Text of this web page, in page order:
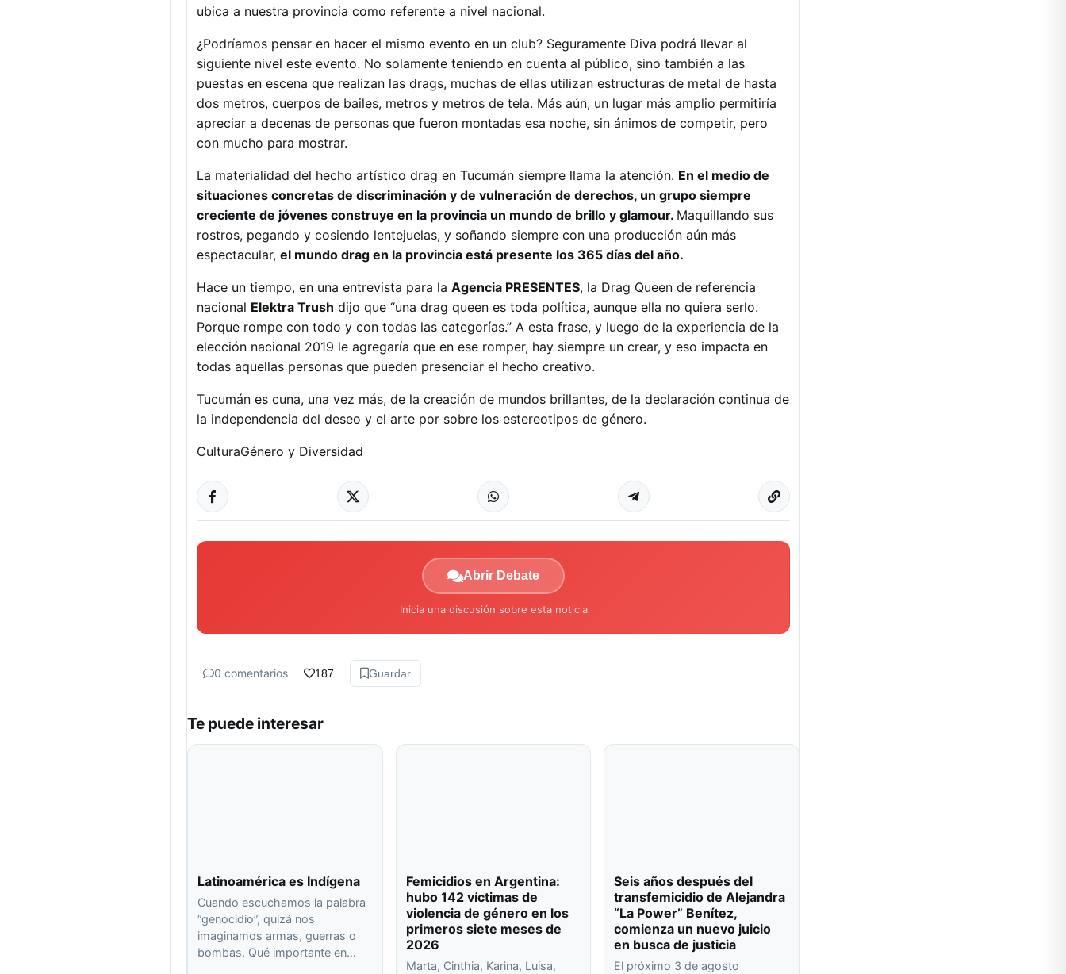
ubica a nuestra provincia como referente a nivel nacional.
¿Podríamos pensar en hacer el mismo evento en un club? Seguramente Diva podrá llevar al
siguiente nivel este evento. No solamente teniendo en cuenta al público, sino también a las
puestas en escena que realizan las drags, muchas de ellas utilizan estructuras de metal de hasta
dos metros, cuerpos de bailes, metros y metros de tela. Más aún, un lugar más amplio permitiría
apreciar a decenas de personas que fueron montadas esa noche, sin ánimos de competir, pero
con mucho para mostrar.
La materialidad del hecho artístico drag en Tucumán siempre llama la atención. En el medio de
situaciones concretas de discriminación y de vulneración de derechos, un grupo siempre
creciente de jóvenes construye en la provincia un mundo de brillo y glamour. Maquillando sus
rostros, pegando y cosiendo lentejuelas, y soñando siempre con una producción aún más
espectacular, el mundo drag en la provincia está presente los 365 días del año.
Hace un tiempo, en una entrevista para la Agencia PRESENTES, la Drag Queen de referencia
nacional Elektra Trush dijo que “una drag queen es toda política, aunque ella no quiera serlo.
Porque rompe con todo y con todas las categorías.” A esta frase, y luego de la experiencia de la
elección nacional 2019 le agregaría que en ese romper, hay siempre un crear, y eso impacta en
todas aquellas personas que pueden presenciar el hecho creativo.
Tucumán es cuna, una vez más, de la creación de mundos brillantes, de la declaración continua de
la independencia del deseo y el arte por sobre los estereotipos de género.
CulturaGénero y Diversidad
Abrir Debate
Inicia una discusión sobre esta noticia
0 comentarios 187 Guardar
Te puede interesar
Latinoamérica es Indígena
Cuando escuchamos la palabra
“genocidio”, quizá nos
imaginamos armas, guerras o
bombas. Qué importante en…
Femicidios en Argentina:
hubo 142 víctimas de
violencia de género en los
primeros siete meses de
2026
Marta, Cinthia, Karina, Luisa,
Seis años después del
transfemicidio de Alejandra
“La Power” Benítez,
comienza un nuevo juicio
en busca de justicia
El próximo 3 de agosto